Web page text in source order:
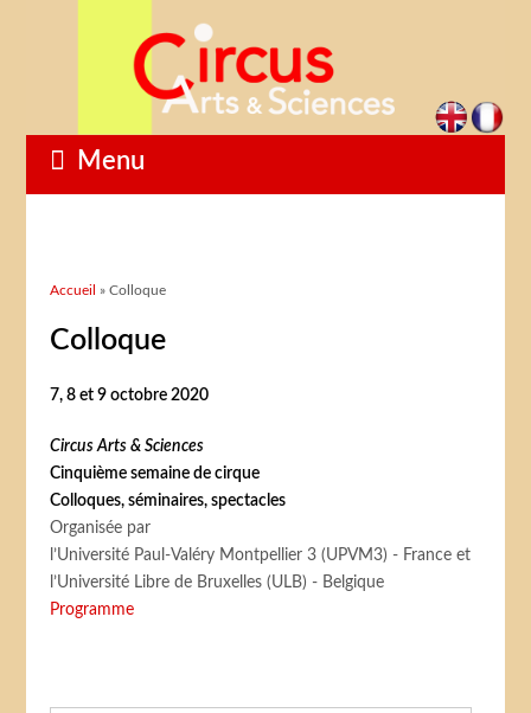
Menu
Vous êtes ici
Accueil » Colloque
Colloque
7, 8 et 9 octobre 2020
Circus Arts & Sciences
Cinquième semaine de cirque
Colloques, séminaires, spectacles
Organisée par
l’Université Paul-Valéry Montpellier 3 (UPVM3) - France et
l’Université Libre de Bruxelles (ULB) - Belgique
Programme